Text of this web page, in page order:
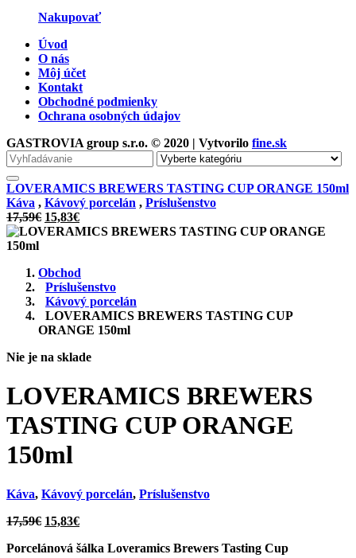
Nakupovať
Úvod
O nás
Môj účet
Kontakt
Obchodné podmienky
Ochrana osobných údajov
GASTROVIA group s.r.o. © 2020 | Vytvorilo fine.sk
Vyhľadávanie
pre
LOVERAMICS BREWERS TASTING CUP ORANGE 150ml
Káva , Kávový porcelán , Príslušenstvo
17,59€ Pôvodná
cena
15,83€Aktuálna
cena
Obchod
Príslušenstvo
Kávový porcelán
LOVERAMICS BREWERS TASTING CUP
ORANGE 150ml
Nie je na sklade
LOVERAMICS BREWERS
TASTING CUP ORANGE
150ml
Káva, Kávový porcelán, Príslušenstvo
17,59€ Pôvodná
bola:
15,83€Aktuálna
je:
Porcelánová šálka Loveramics Brewers Tasting Cup